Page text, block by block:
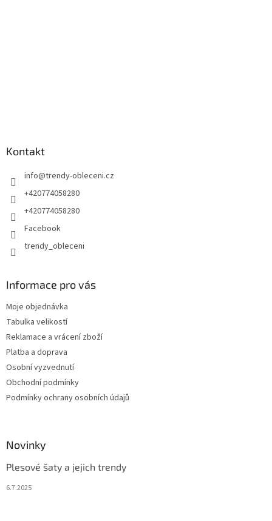
Kontakt
info@trendy-obleceni.cz
+420774058280
+420774058280
Facebook
trendy_obleceni
Informace pro vás
Moje objednávka
Tabulka velikostí
Reklamace a vrácení zboží
Platba a doprava
Osobní vyzvednutí
Obchodní podmínky
Podmínky ochrany osobních údajů
Novinky
Plesové šaty a jejich trendy
6.7.2025